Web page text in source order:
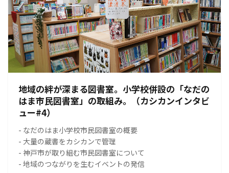
地域の絆が深まる図書室。小学校併設の「なだの
はま市民図書室」の取組み。（カシカンインタビ
ュー#4）
- なだのはま小学校市民図書室の概要
- 大量の蔵書をカシカンで管理
- 神戸市が取り組む市民図書室について
- 地域のつながりを生むイベントの発信